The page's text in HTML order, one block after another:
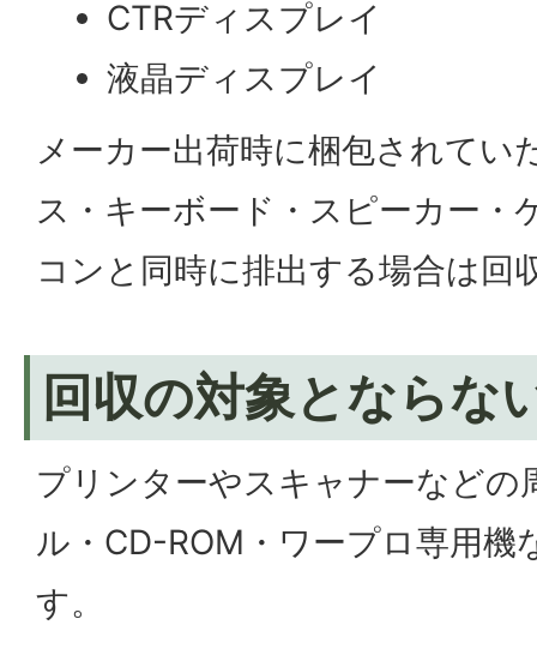
CTRディスプレイ
液晶ディスプレイ
メーカー出荷時に梱包されてい
ス・キーボード・スピーカー・
コンと同時に排出する場合は回
回収の対象とならな
プリンターやスキャナーなどの
ル・CD-ROM・ワープロ専用機
す。